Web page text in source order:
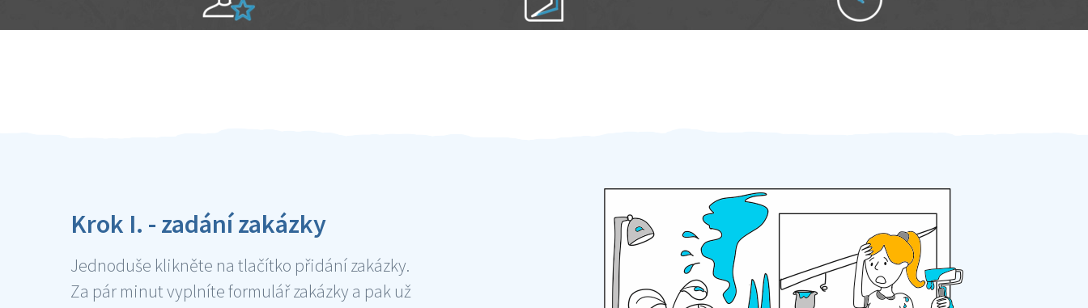
Krok I. - zadání zakázky
Jednoduše klikněte na tlačítko přidání zakázky.
Za pár minut vyplníte formulář zakázky a pak už